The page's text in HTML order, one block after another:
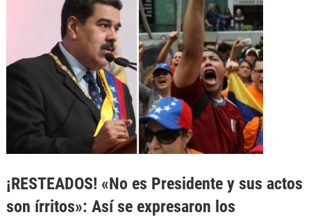
¡RESTEADOS! «No es Presidente y sus actos
son írritos»: Así se expresaron los